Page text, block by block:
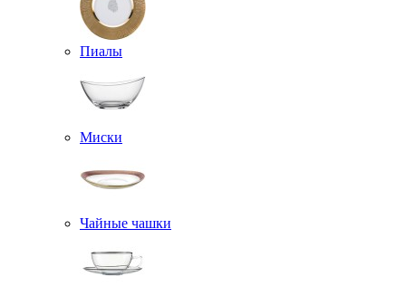
Пиалы
Миски
Чайные чашки